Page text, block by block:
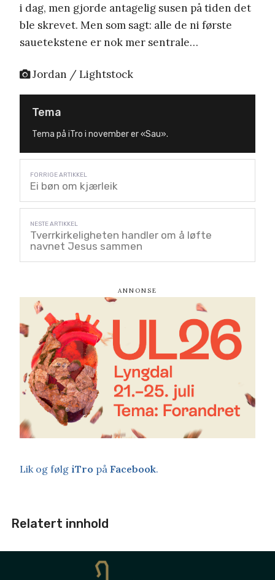
i dag, men gjorde antagelig susen på tiden det
ble skrevet. Men som sagt: alle de ni første
sauetekstene er nok mer sentrale…
Jordan / Lightstock
Tema
Tema på iTro i november er «Sau».
Ei bøn om kjærleik
Tverrkirkeligheten handler om å løfte
navnet Jesus sammen
Lik og følg iTro på Facebook.
Relatert innhold